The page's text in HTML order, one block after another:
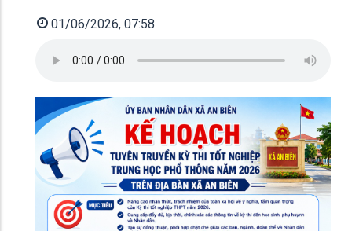
01/06/2026, 07:58